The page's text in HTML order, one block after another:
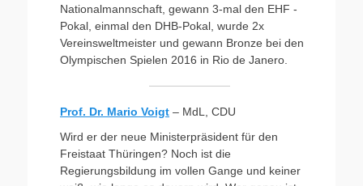
Nationalmannschaft, gewann 3-mal den EHF -
Pokal, einmal den DHB-Pokal, wurde 2x
Vereinsweltmeister und gewann Bronze bei den
Olympischen Spielen 2016 in Rio de Janero.
Prof. Dr. Mario Voigt – MdL, CDU
Wird er der neue Ministerpräsident für den
Freistaat Thüringen? Noch ist die
Regierungsbildung im vollen Gange und keiner